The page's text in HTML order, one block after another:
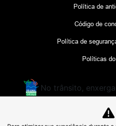
Política de
Código de
Política de
Políticas
No trânsito,
CMDBD